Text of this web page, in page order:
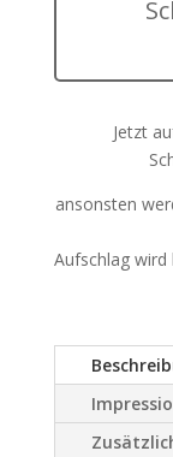
Jetzt
ansonsten
Aufschlag wird